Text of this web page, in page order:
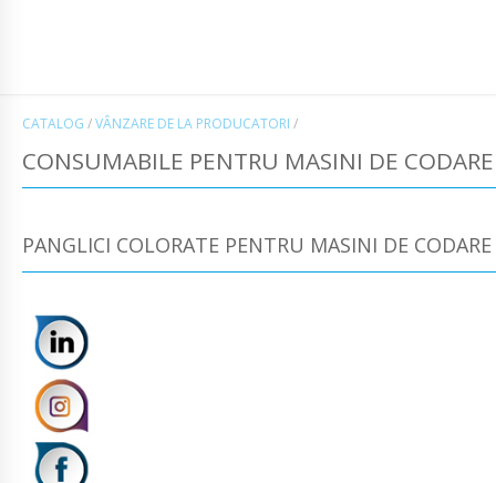
CATALOG /VÂNZARE DE LA PRODUCATORI /
CONSUMABILE PENTRU MASINI DE
PANGLICI COLORATE PENTRU MASINI DE